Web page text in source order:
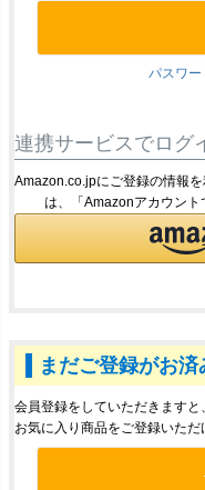
パスワー
連携サービスでログ
Amazon.co.jpにご登録の情報
は、「Amazonアカウント
まだご登録がお
会員登録をしていただきますと
お気に入り商品をご登録いただ